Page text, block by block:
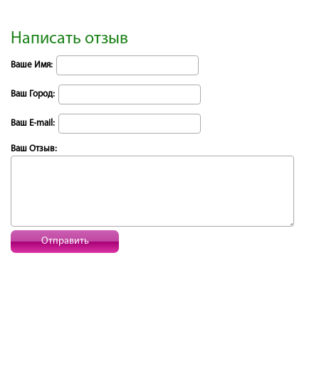
Написать отзыв
Ваше Имя:
Ваш Город:
Ваш E-mail:
Ваш Отзыв:
Отправить